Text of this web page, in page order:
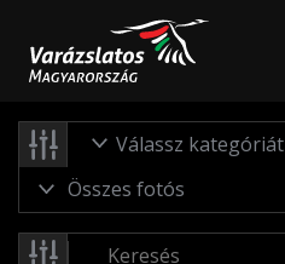
Válassz kategóriát